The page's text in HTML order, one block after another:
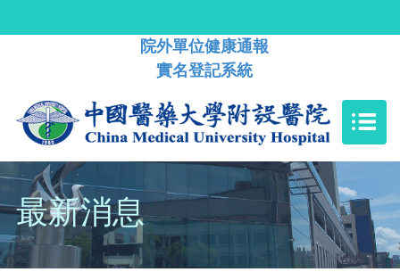
院外單位健康通報
實名登記系統
最新消息